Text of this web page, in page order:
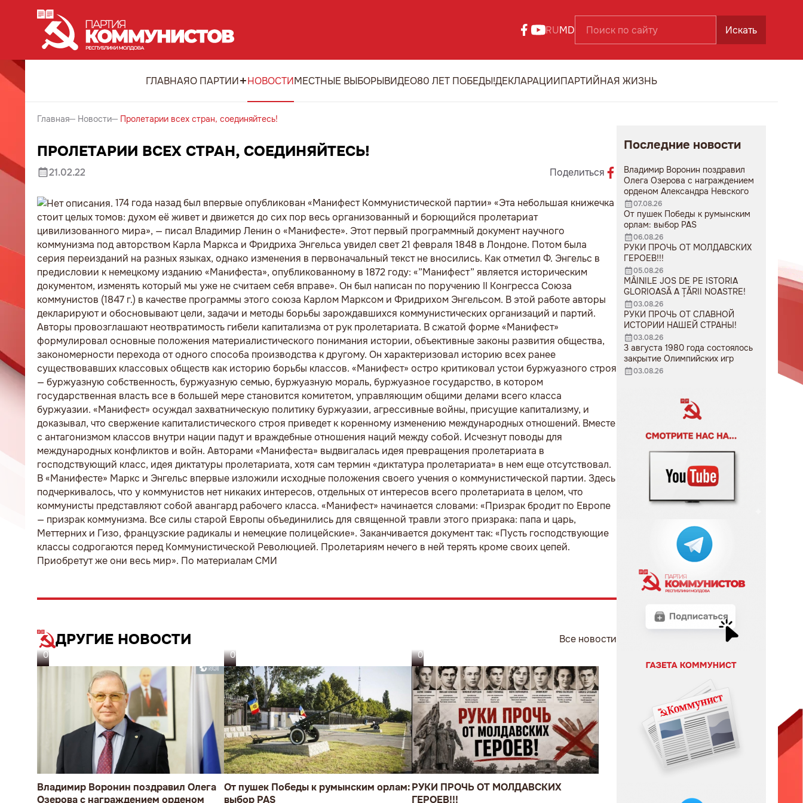
RUMD Искать
ГЛАВНАЯО ПАРТИИ НОВОСТИМЕСТНЫЕ ВЫБОРЫВИДЕО80 ЛЕТ ПОБЕДЫ!ДЕКЛАРАЦИИПАРТИЙНАЯ ЖИЗНЬ
Главная Новости Пролетарии всех стран, соединяйтесь!
ПРОЛЕТАРИИ ВСЕХ СТРАН, СОЕДИНЯЙТЕСЬ!
21.02.22 Поделиться
174 года назад был впервые опубликован «Манифест Коммунистической партии» «Эта небольшая книжечка
стоит целых томов: духом её живет и движется до сих пор весь организованный и борющийся пролетариат
цивилизованного мира», — писал Владимир Ленин о «Манифесте». Этот первый программный документ научного
коммунизма под авторством Карла Маркса и Фридриха Энгельса увидел свет 21 февраля 1848 в Лондоне. Потом была
серия переизданий на разных языках, однако изменения в первоначальный текст не вносились. Как отметил Ф. Энгельс в
предисловии к немецкому изданию «Манифеста», опубликованному в 1872 году: «”Манифест” является историческим
документом, изменять который мы уже не считаем себя вправе». Он был написан по поручению II Конгресса Союза
коммунистов (1847 г.) в качестве программы этого союза Карлом Марксом и Фридрихом Энгельсом. В этой работе авторы
декларируют и обосновывают цели, задачи и методы борьбы зарождавшихся коммунистических организаций и партий.
Авторы провозглашают неотвратимость гибели капитализма от рук пролетариата. В сжатой форме «Манифест»
формулировал основные положения материалистического понимания истории, объективные законы развития общества,
закономерности перехода от одного способа производства к другому. Он характеризовал историю всех ранее
существовавших классовых обществ как историю борьбы классов. «Манифест» остро критиковал устои буржуазного строя
— буржуазную собственность, буржуазную семью, буржуазную мораль, буржуазное государство, в котором
государственная власть все в большей мере становится комитетом, управляющим общими делами всего класса
буржуазии. «Манифест» осуждал захватническую политику буржуазии, агрессивные войны, присущие капитализму, и
доказывал, что свержение капиталистического строя приведет к коренному изменению международных отношений. Вместе
с антагонизмом классов внутри нации падут и враждебные отношения наций между собой. Исчезнут поводы для
международных конфликтов и войн. Авторами «Манифеста» выдвигалась идея превращения пролетариата в
господствующий класс, идея диктатуры пролетариата, хотя сам термин «диктатура пролетариата» в нем еще отсутствовал.
В «Манифесте» Маркс и Энгельс впервые изложили исходные положения своего учения о коммунистической партии. Здесь
подчеркивалось, что у коммунистов нет никаких интересов, отдельных от интересов всего пролетариата в целом, что
коммунисты представляют собой авангард рабочего класса. «Манифест» начинается словами: «Призрак бродит по Европе
— призрак коммунизма. Все силы старой Европы объединились для священной травли этого призрака: папа и царь,
Меттерних и Гизо, французские радикалы и немецкие полицейские». Заканчивается документ так: «Пусть господствующие
классы содрогаются перед Коммунистической Революцией. Пролетариям нечего в ней терять кроме своих цепей.
Приобретут же они весь мир». По материалам СМИ
ДРУГИЕ НОВОСТИ Все новости
07.08.26
Владимир Воронин поздравил Олега
Озерова с награждением орденом
06.08.26
От пушек Победы к румынским орлам:
выбор PAS
05.08.26
РУКИ ПРОЧЬ ОТ МОЛДАВСКИХ
ГЕРОЕВ!!!
Последние новости
Владимир Воронин поздравил
Олега Озерова с награждением
орденом Александра Невского
07.08.26
От пушек Победы к румынским
орлам: выбор PAS
06.08.26
РУКИ ПРОЧЬ ОТ МОЛДАВСКИХ
ГЕРОЕВ!!!
05.08.26
MÂINILE JOS DE PE ISTORIA
GLORIOASĂ A ȚĂRII NOASTRE!
03.08.26
РУКИ ПРОЧЬ ОТ СЛАВНОЙ
ИСТОРИИ НАШЕЙ СТРАНЫ!
03.08.26
3 августа 1980 года состоялось
закрытие Олимпийских игр
03.08.26